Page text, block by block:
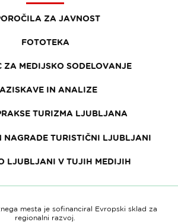
ZA JAVNOST
FOTOTEKA
ZA MEDIJSKO SODELOVANJE
IN ANALIZE
TURIZMA LJUBLJANA
NAGRADE TURISTIČNI LJUBLJANI
LJUBLJANI V TUJIH MEDIJIH
mesta je sofinanciral Evropski sklad za
regionalni razvoj.